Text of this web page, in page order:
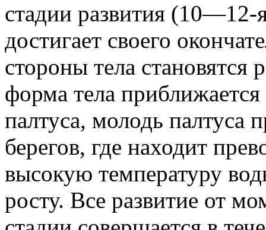
стадии развития (10—12-
достигает своего
стороны тела становятся
форма тела
палтуса, молодь палтуса
берегов, где находит
высокую температуру
росту. Все развитие от